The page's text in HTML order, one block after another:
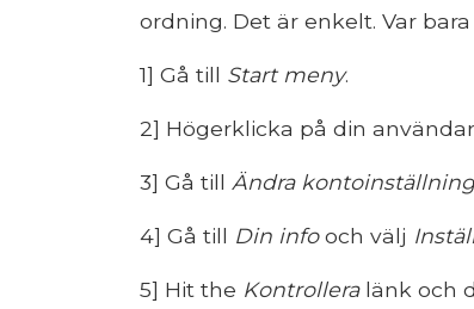
ordning. Det är enkelt. Var
1] Gå till Start meny.
2] Högerklicka på din
3] Gå till Ändra
4] Gå till Din infooch välj
5] Hit the Kontrolleralänk och